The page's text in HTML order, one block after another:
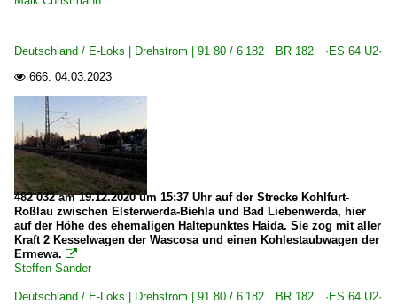
Halle (Saale) Hbf ·LH·
Hamburg-Harburg
Köln Hbf ·KK·
Bahnhöfe (L - Q)
Leipzig Hbf ·LL·
Bahnhöfe (R - Z)
Rostock Hbf ·WR·
2017
2020
2020
2023
Deutschland / E-Loks | Drehstrom | 91 80 / 6 182 BR 182 ·ES 64 U2·
 666. 04.03.2023
482 032 am 19.12.2020 um 15:37 Uhr auf der Strecke Kohlfurt-
Roßlau zwischen Elsterwerda-Biehla und Bad Liebenwerda, hier
auf der Höhe des ehemaligen Haltepunktes Haida. Sie zog mit aller
Kraft 2 Kesselwagen der Wascosa und einen Kohlestaubwagen der
Ermewa. 
Steffen Sander
Deutschland / E-Loks | Drehstrom | 91 80 / 6 182 BR 182 ·ES 64 U2·